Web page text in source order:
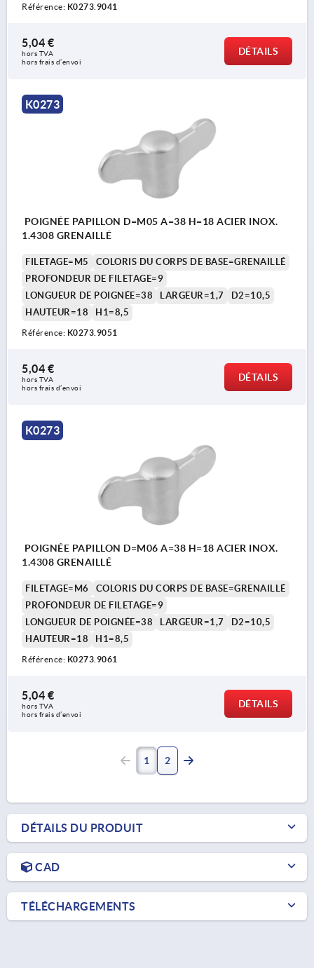
Référence: K0273.9041
5,04 €
hors TVA
hors frais d’envoi
DÉTAILS
K0273
POIGNÉE PAPILLON D=M05 A=38 H=18 ACIER INOX.
1.4308 GRENAILLÉ
FILETAGE=M5
COLORIS DU CORPS DE BASE=GRENAILLÉ
PROFONDEUR DE FILETAGE=9
LONGUEUR DE POIGNÉE=38
LARGEUR=1,7
D2=10,5
HAUTEUR=18
H1=8,5
Référence: K0273.9051
5,04 €
hors TVA
hors frais d’envoi
DÉTAILS
K0273
POIGNÉE PAPILLON D=M06 A=38 H=18 ACIER INOX.
1.4308 GRENAILLÉ
FILETAGE=M6
COLORIS DU CORPS DE BASE=GRENAILLÉ
PROFONDEUR DE FILETAGE=9
LONGUEUR DE POIGNÉE=38
LARGEUR=1,7
D2=10,5
HAUTEUR=18
H1=8,5
Référence: K0273.9061
5,04 €
hors TVA
hors frais d’envoi
DÉTAILS
1 2
DÉTAILS DU PRODUIT
CAD
TÉLÉCHARGEMENTS